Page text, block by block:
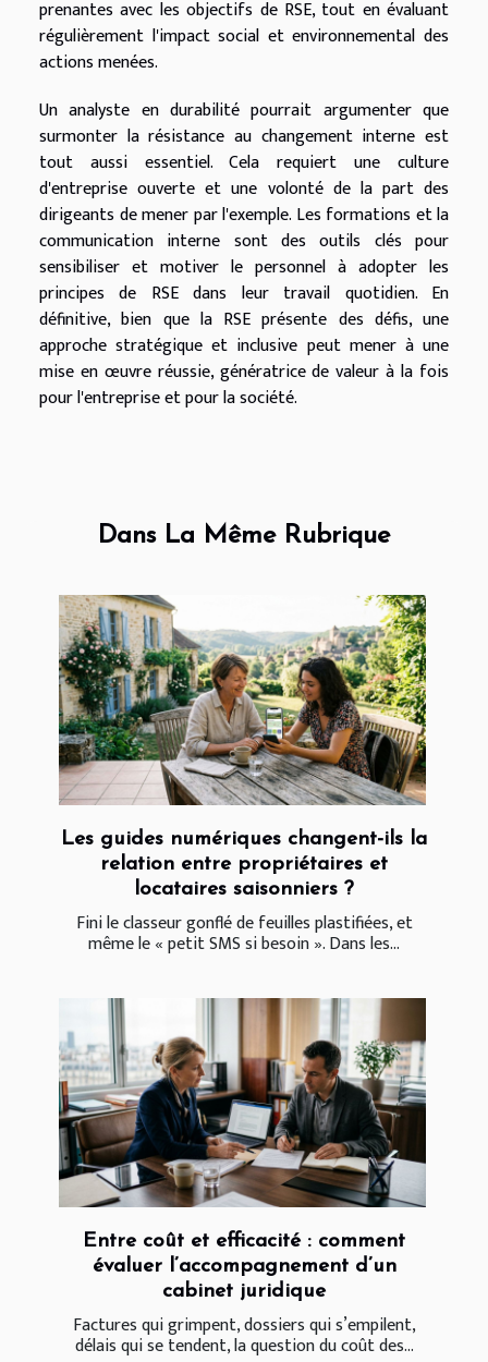
prenantes avec les objectifs de RSE, tout en évaluant
régulièrement l'impact social et environnemental des
actions menées.
Un analyste en durabilité pourrait argumenter que
surmonter la résistance au changement interne est
tout aussi essentiel. Cela requiert une culture
d'entreprise ouverte et une volonté de la part des
dirigeants de mener par l'exemple. Les formations et la
communication interne sont des outils clés pour
sensibiliser et motiver le personnel à adopter les
principes de RSE dans leur travail quotidien. En
définitive, bien que la RSE présente des défis, une
approche stratégique et inclusive peut mener à une
mise en œuvre réussie, génératrice de valeur à la fois
pour l'entreprise et pour la société.
Dans La Même Rubrique
Les guides numériques changent-ils la
relation entre propriétaires et
locataires saisonniers ?
Fini le classeur gonflé de feuilles plastifiées, et
même le « petit SMS si besoin ». Dans les...
Entre coût et efficacité : comment
évaluer l’accompagnement d’un
cabinet juridique
Factures qui grimpent, dossiers qui s’empilent,
délais qui se tendent, la question du coût des...